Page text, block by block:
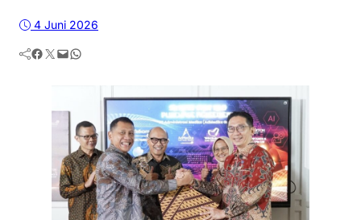
4 Juni 2026
Facebook Twitter Mail WhatsApp